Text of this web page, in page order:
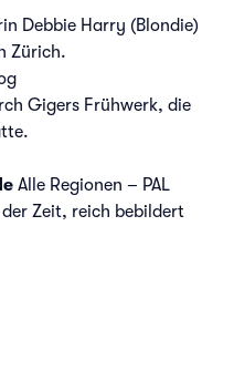
Debbie Harry (Blondie)
Zürich.
Gigers Frühwerk, die
Alle Regionen – PAL
Zeit, reich bebildert